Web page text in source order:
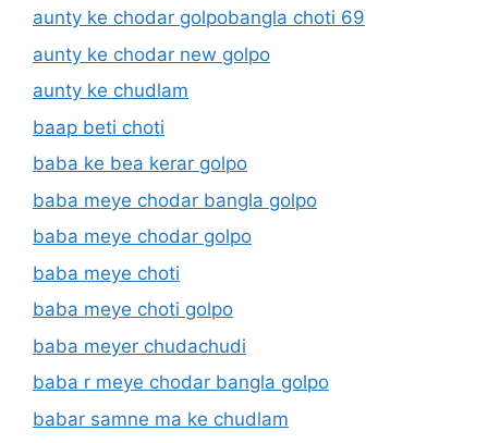
aunty ke chodar golpobangla choti 69
aunty ke chodar new golpo
aunty ke chudlam
baap beti choti
baba ke bea kerar golpo
baba meye chodar bangla golpo
baba meye chodar golpo
baba meye choti
baba meye choti golpo
baba meyer chudachudi
baba r meye chodar bangla golpo
babar samne ma ke chudlam